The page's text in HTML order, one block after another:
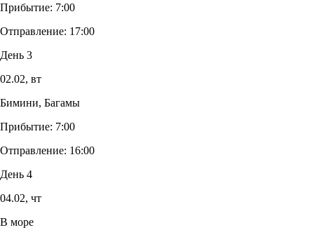
Прибытие: 7:00
Отправление: 17:00
День 3
02.02, вт
Бимини, Багамы
Прибытие: 7:00
Отправление: 16:00
День 4
04.02, чт
В море